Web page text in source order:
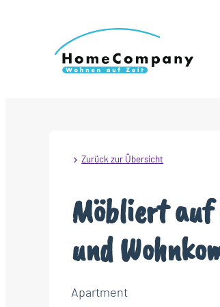
Zurück zur Übersicht
Möbliert
und
Apartment